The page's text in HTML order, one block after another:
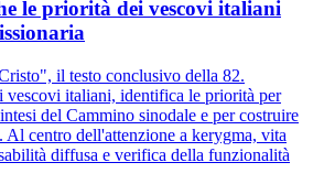
le priorità dei vescovi italiani
il testo conclusivo della 82.
vescovi italiani, identifica le priorità per
del Cammino sinodale e per costruire
Al centro dell'attenzione a kerygma, vita
diffusa e verifica della funzionalità